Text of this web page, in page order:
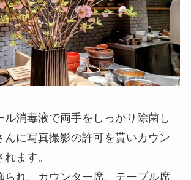
ル消毒液で両手をしっかり除菌し
んに写真撮影の許可を貰いカウン
ます。
られ、カウンター席、テーブル席